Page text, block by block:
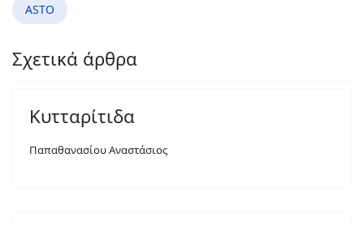
ASTO
Σχετικά άρθρα
Κυτταρίτιδα
Παπαθανασίου Αναστάσιος